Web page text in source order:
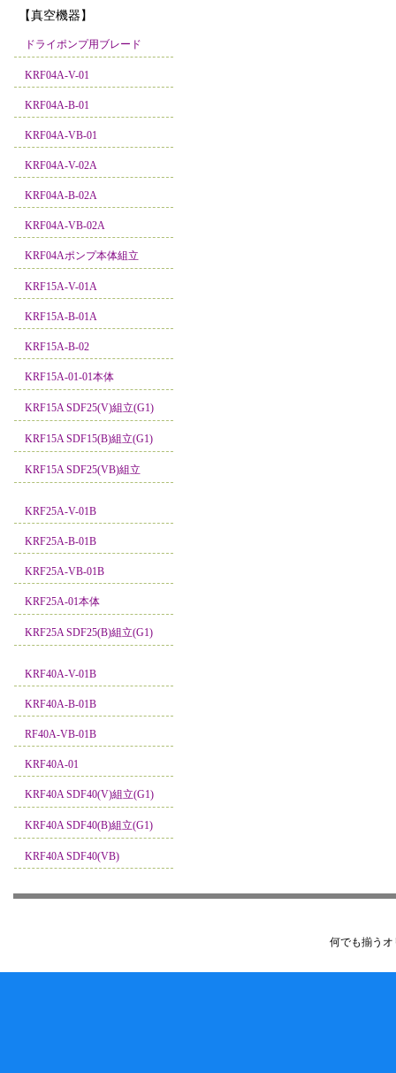
【真空機器】
ドライポンプ用ブレード
KRF04A-V-01
KRF04A-B-01
KRF04A-VB-01
KRF04A-V-02A
KRF04A-B-02A
KRF04A-VB-02A
KRF04Aポンプ本体組立
KRF15A-V-01A
KRF15A-B-01A
KRF15A-B-02
KRF15A-01-01本体
KRF15A SDF25(V)組立(G1)
KRF15A SDF15(B)組立(G1)
KRF15A SDF25(VB)組立
KRF25A-V-01B
KRF25A-B-01B
KRF25A-VB-01B
KRF25A-01本体
KRF25A SDF25(B)組立(G1)
KRF40A-V-01B
KRF40A-B-01B
RF40A-VB-01B
KRF40A-01
KRF40A SDF40(V)組立(G1)
KRF40A SDF40(B)組立(G1)
KRF40A SDF40(VB)
何でも揃う